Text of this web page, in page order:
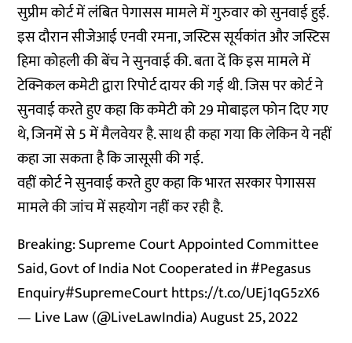
सुप्रीम कोर्ट में लंबित पेगासस मामले में गुरुवार को सुनवाई हुई.
इस दौरान सीजेआई एनवी रमना, जस्टिस सूर्यकांत और जस्टिस
हिमा कोहली की बेंच ने सुनवाई की. बता दें कि इस मामले में
टेक्निकल कमेटी द्वारा रिपोर्ट दायर की गई थी. जिस पर कोर्ट ने
सुनवाई करते हुए कहा कि कमेटी को 29 मोबाइल फोन दिए गए
थे, जिनमें से 5 में मैलवेयर है. साथ ही कहा गया कि लेकिन ये नहीं
कहा जा सकता है कि जासूसी की गई.
वहीं कोर्ट ने सुनवाई करते हुए कहा कि भारत सरकार पेगासस
मामले की जांच में सहयोग नहीं कर रही है.
Breaking: Supreme Court Appointed Committee
Said, Govt of India Not Cooperated in#Pegasus
Enquiry#SupremeCourthttps://t.co/UEj1qG5zX6
— Live Law (@LiveLawIndia)August 25, 2022